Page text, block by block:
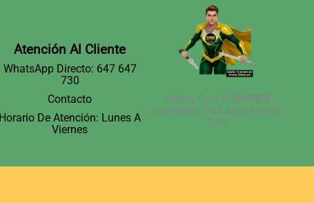
De
Producto
Atención Al Cliente
WhatsApp Directo: 647 647
730
Contacto
Horario De Atención: Lunes A
Viernes
Habla Con El SUPER
Asistente En Linea Gratis
24h